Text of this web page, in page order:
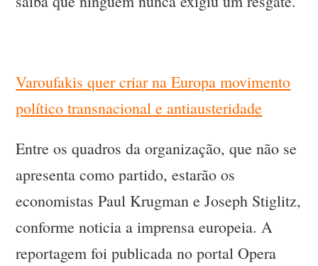
Varoufakis quer criar na Europa movimento
político transnacional e antiausteridade
Entre os quadros da organização, que não se
apresenta como partido, estarão os
economistas Paul Krugman e Joseph Stiglitz,
conforme noticia a imprensa europeia. A
reportagem foi publicada no portal Opera